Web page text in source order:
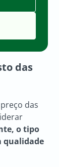
das
das
o tipo
qualidade